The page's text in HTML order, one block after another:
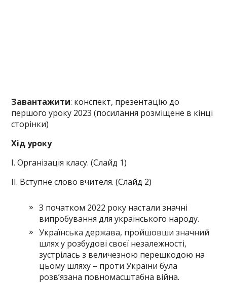
Завантажити: конспект, презентацію до
першого уроку 2023 (посилання розміщене в кінці
сторінки)
Хід уроку
І. Організація класу. (Слайд 1)
ІІ. Вступне слово вчителя. (Слайд 2)
З початком 2022 року настали значні
випробування для українського народу.
Українська держава, пройшовши значний
шлях у розбудові своєї незалежності,
зустрілась з величезною перешкодою на
цьому шляху – проти України була
розв’язана повномасштабна війна.